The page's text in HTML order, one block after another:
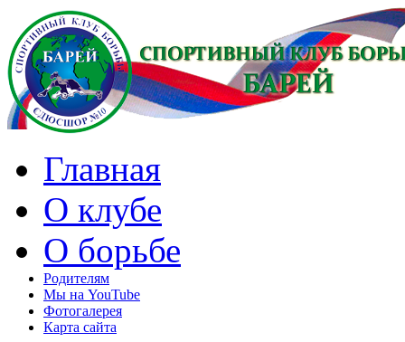
Главная
О клубе
О борьбе
Родителям
Мы на YouTube
Фотогалерея
Карта сайта